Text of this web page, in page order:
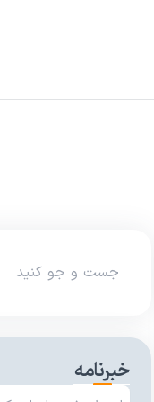
خبرنامه